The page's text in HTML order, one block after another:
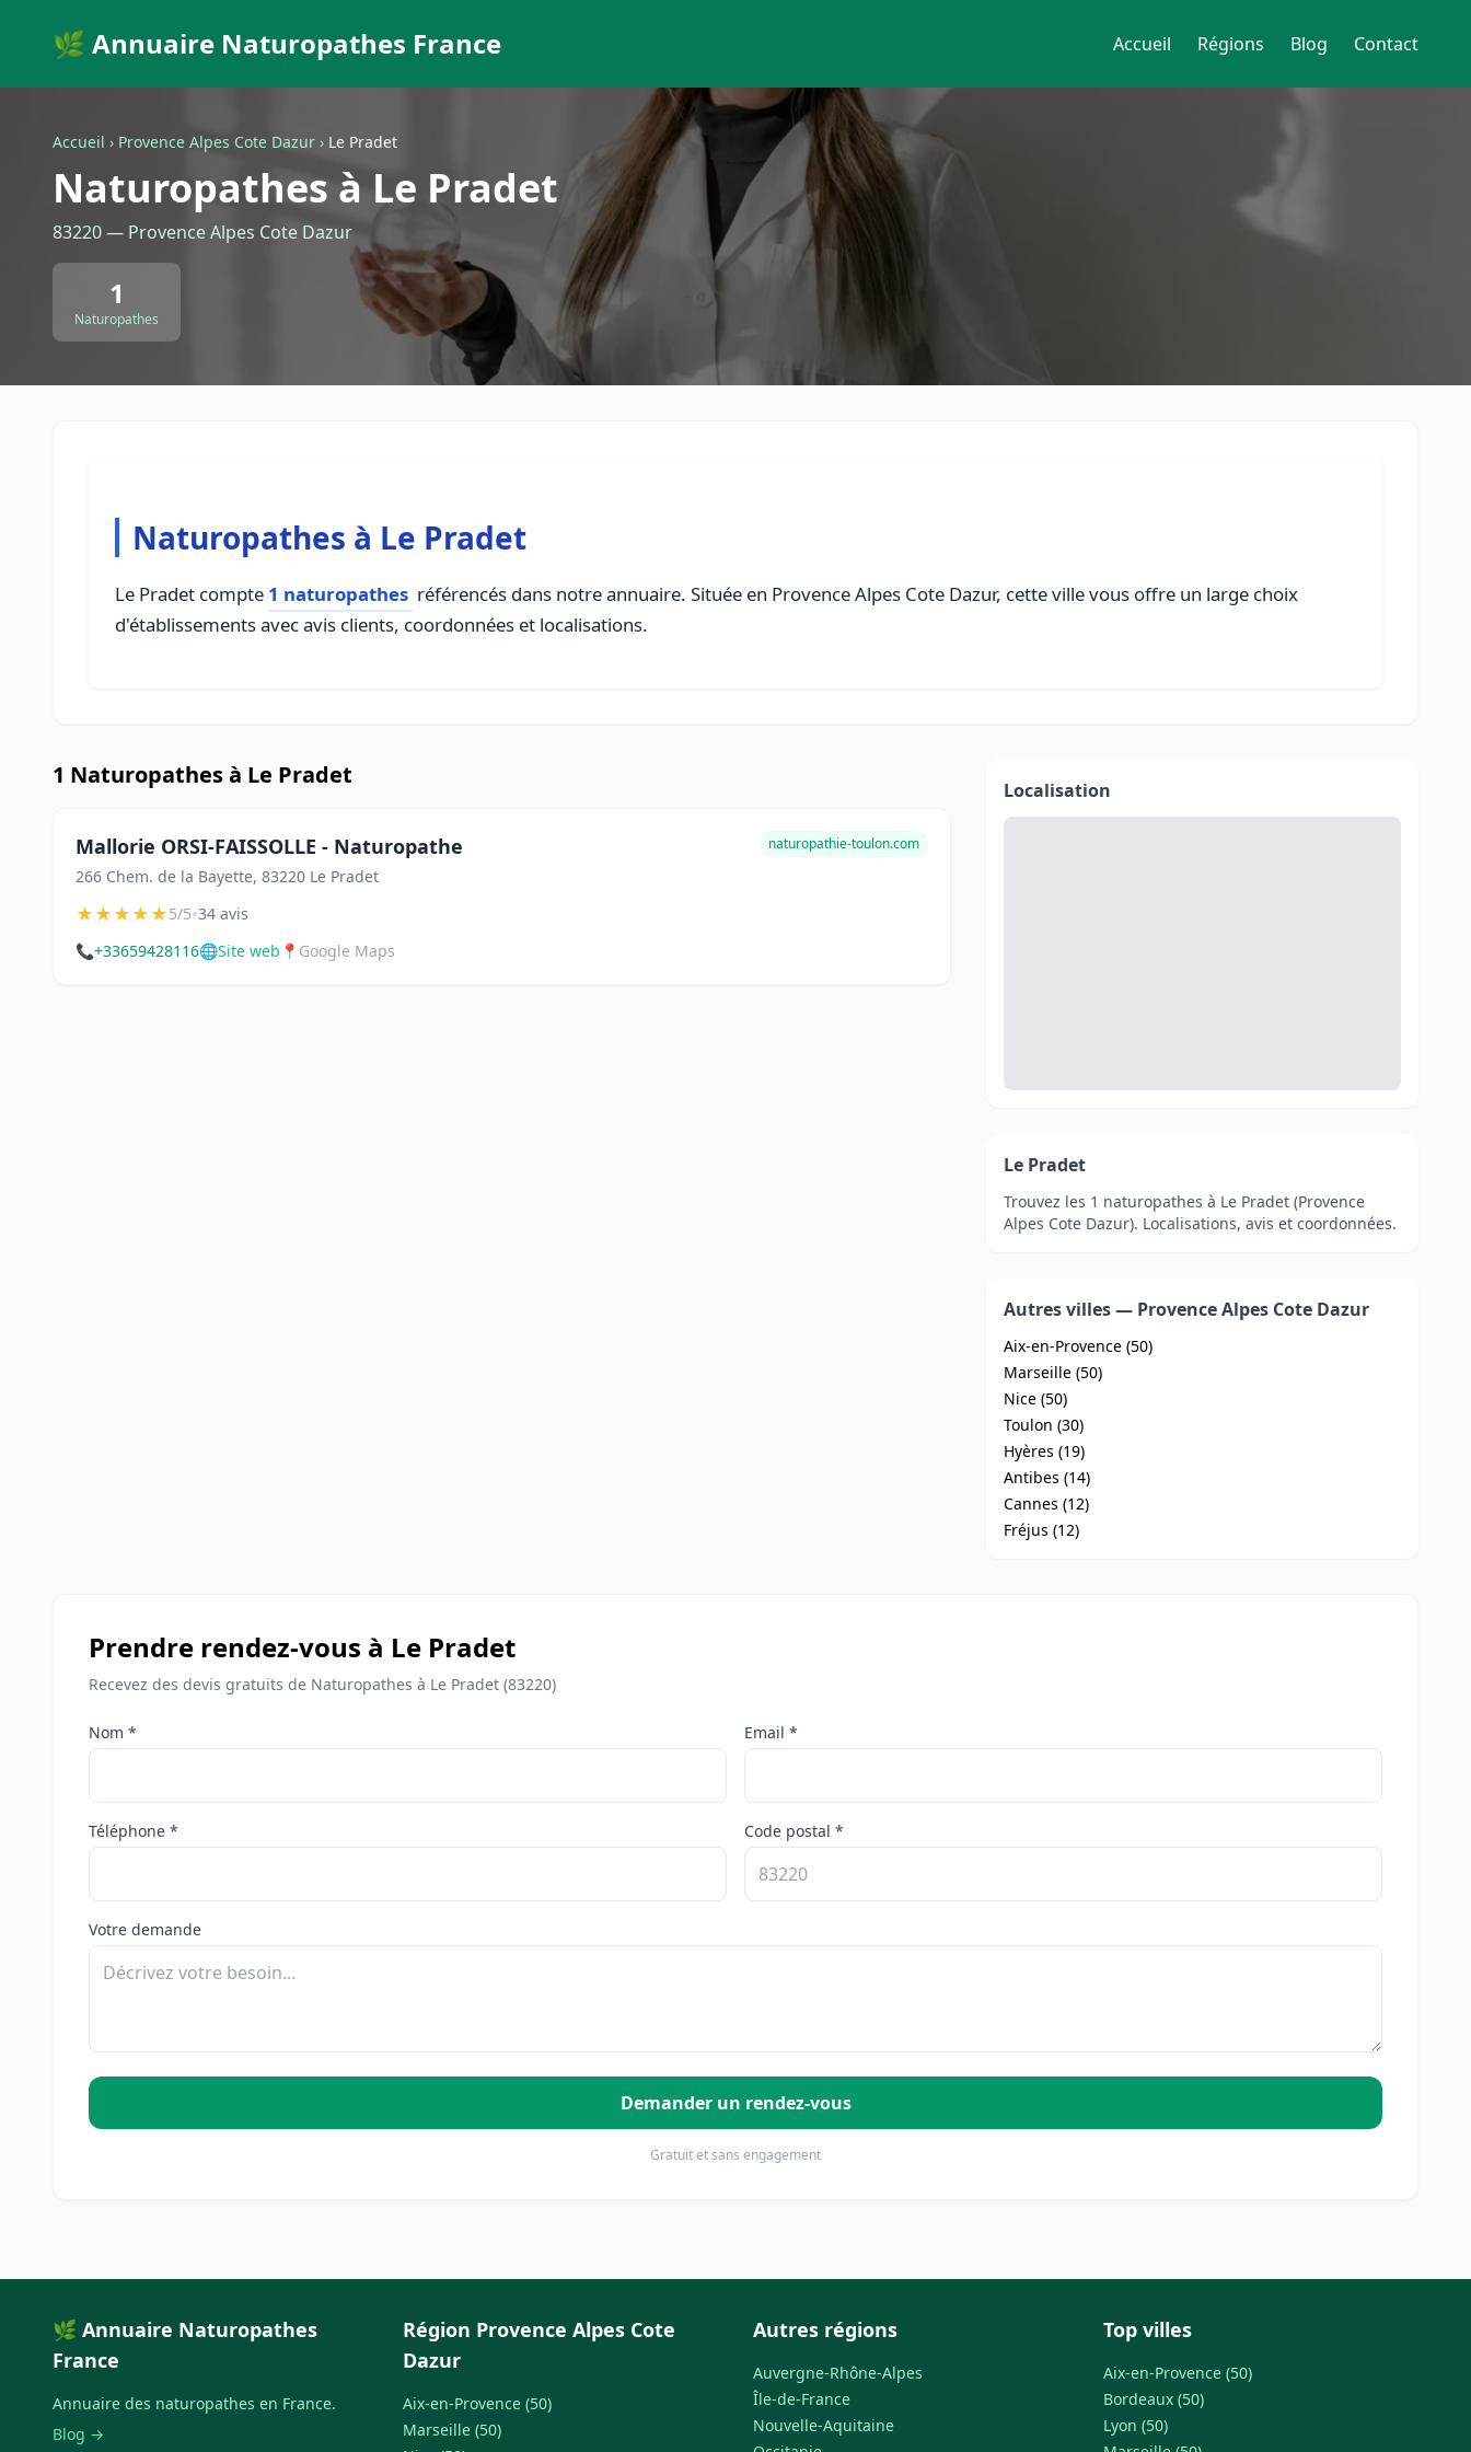
🌿 Annuaire Naturopathes France Accueil Régions Blog Contact
Accueil › Provence Alpes Cote Dazur › Le Pradet
Naturopathes à Le Pradet
83220 — Provence Alpes Cote Dazur
1
Naturopathes
Naturopathes à Le Pradet
Le Pradet compte 1 naturopathes référencés dans notre annuaire. Située en Provence Alpes Cote Dazur, cette ville vous offre un large choix
d'établissements avec avis clients, coordonnées et localisations.
1 Naturopathes à Le Pradet
Mallorie ORSI-FAISSOLLE - Naturopathe
266 Chem. de la Bayette, 83220 Le Pradet
naturopathie-toulon.com
★★★★★5/5•34 avis
📞+33659428116🌐Site web 📍 Google Maps
Localisation
Le Pradet
Trouvez les 1 naturopathes à Le Pradet (Provence
Alpes Cote Dazur). Localisations, avis et coordonnées.
Autres villes — Provence Alpes Cote Dazur
Aix-en-Provence (50)
Marseille (50)
Nice (50)
Toulon (30)
Hyères (19)
Antibes (14)
Cannes (12)
Fréjus (12)
Prendre rendez-vous à Le Pradet
Recevez des devis gratuits de Naturopathes à Le Pradet (83220)
Nom * Email *
Téléphone * Code postal *
Votre demande
Demander un rendez-vous
Gratuit et sans engagement
🌿 Annuaire Naturopathes
France
Annuaire des naturopathes en France.
Blog →
Région Provence Alpes Cote
Dazur
Aix-en-Provence (50)
Marseille (50)
Autres régions
Auvergne-Rhône-Alpes
Île-de-France
Nouvelle-Aquitaine
Top villes
Aix-en-Provence (50)
Bordeaux (50)
Lyon (50)